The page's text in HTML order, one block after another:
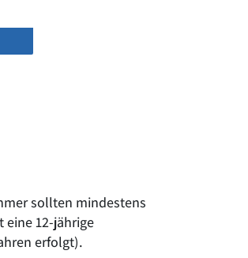
sollten mindestens
eine 12-jährige
erfolgt).